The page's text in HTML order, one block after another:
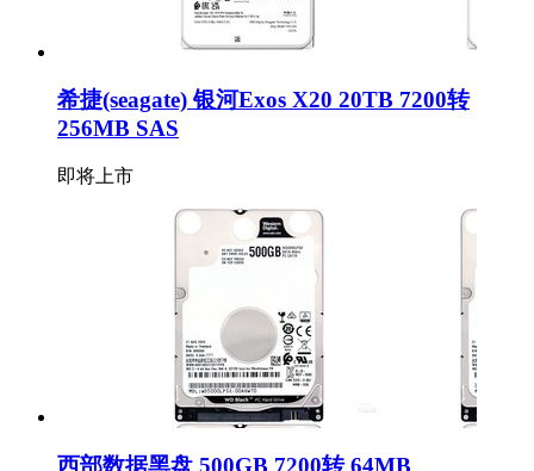
希捷(seagate) 银河Exos X20 20TB 7200转
256MB SAS
即将上市
西部数据黑盘 500GB 7200转 64MB